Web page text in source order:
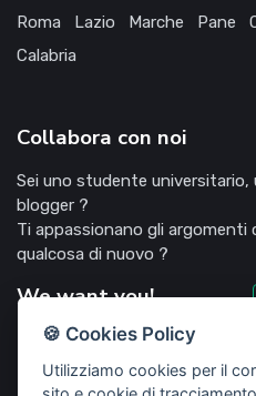
Roma
Lazio Marche Pane
Calabria
Collabora con noi
Sei uno studente
blogger ?
Ti appassionano gli
qualcosa di nuovo ?
We want you!
🍪 Cookies Policy
Utilizziamo cookies per il